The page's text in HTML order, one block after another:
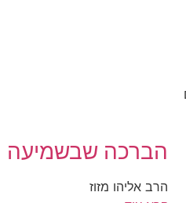
הברכה שבשמיעה
הרב אליהו מזוז